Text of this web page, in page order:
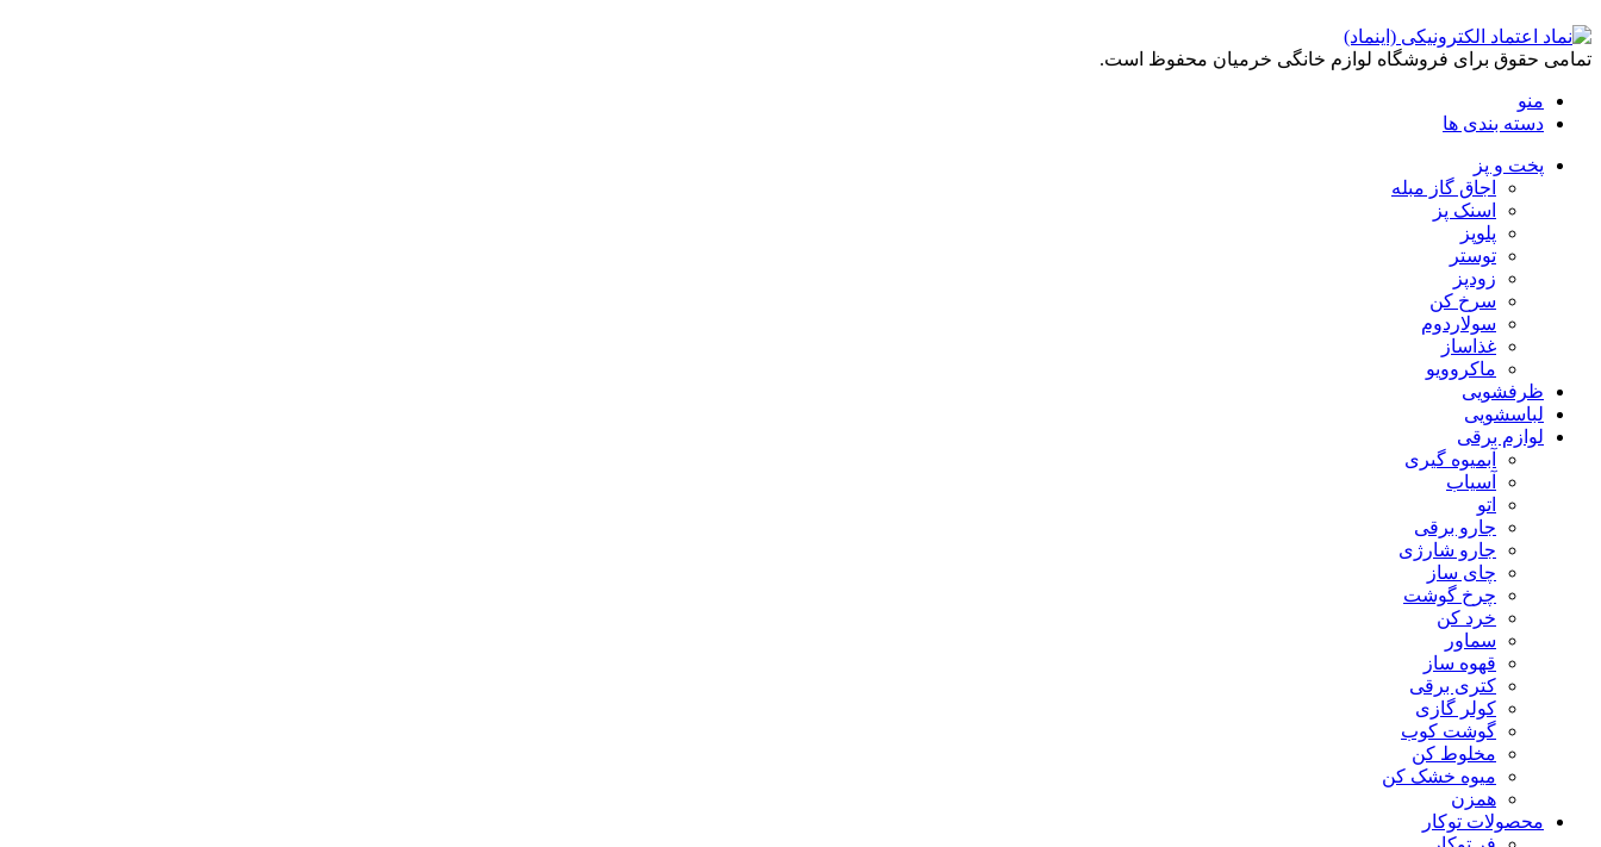
تمامی حقوق برای فروشگاه لوازم خانگی خرمیان محفوظ است.
منو
دسته بندی ها
پخت و پز
اجاق گاز مبله
اسنک پز
پلوپز
توستر
زودپز
سرخ کن
سولاردوم
غذاساز
ماکروویو
ظرفشویی
لباسشویی
لوازم برقی
آبمیوه گیری
آسیاب
اتو
جارو برقی
جارو شارژی
چای ساز
چرخ گوشت
خرد کن
سماور
قهوه ساز
کتری برقی
کولر گازی
گوشت کوب
مخلوط کن
میوه خشک کن
همزن
محصولات توکار